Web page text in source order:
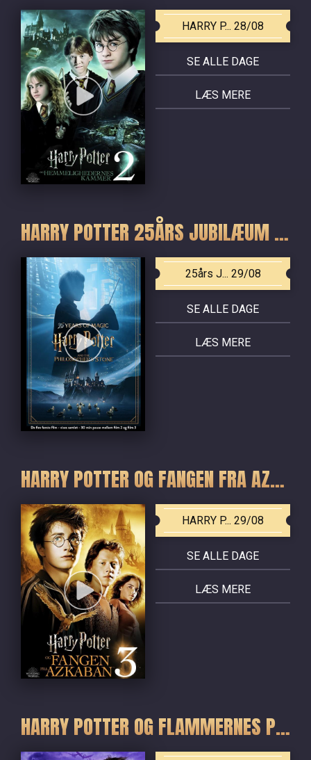
HARRY P... 28/08
SE ALLE DAGE
LÆS MERE
HARRY POTTER 25ÅRS JUBILÆUM - DE FIRE FØRSTE FILM
25års J... 29/08
SE ALLE DAGE
LÆS MERE
HARRY POTTER OG FANGEN FRA AZKABAN
HARRY P... 29/08
SE ALLE DAGE
LÆS MERE
HARRY POTTER OG FLAMMERNES POKAL